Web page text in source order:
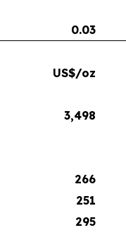
0.03
US$/oz
3,498
266
251
295